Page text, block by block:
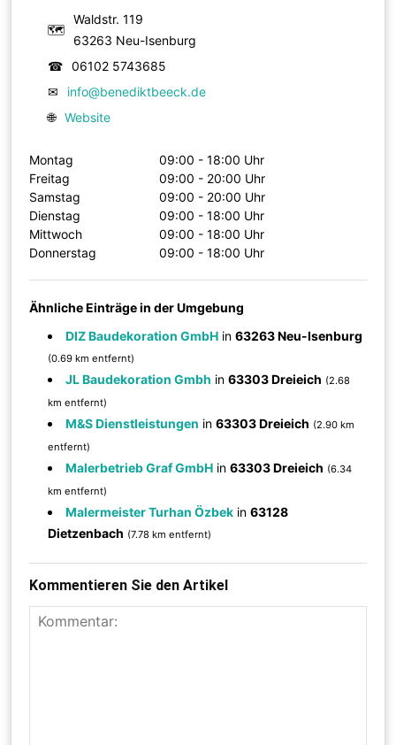
🗺
Waldstr. 119
63263 Neu-Isenburg
☎
06102 5743685
✉
info@benediktbeeck.de
🌐 Website
Montag
09:00 - 18:00 Uhr
Freitag
09:00 - 20:00 Uhr
Samstag
09:00 - 20:00 Uhr
Dienstag
09:00 - 18:00 Uhr
Mittwoch
09:00 - 18:00 Uhr
Donnerstag
09:00 - 18:00 Uhr
Ähnliche Einträge in der Umgebung
DIZ Baudekoration GmbH in63263 Neu-Isenburg
(0.69 km entfernt)
JL Baudekoration Gmbh in63303 Dreieich (2.68
km entfernt)
M&S Dienstleistungen in63303 Dreieich (2.90 km
entfernt)
Malerbetrieb Graf GmbH in63303 Dreieich (6.34
km entfernt)
Malermeister Turhan Özbek in63128
Dietzenbach (7.78 km entfernt)
Kommentieren Sie den Artikel